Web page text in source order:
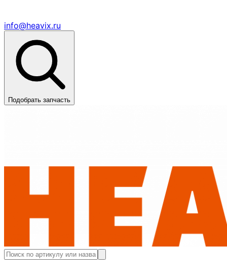
info@heavix.ru
Подобрать запчасть